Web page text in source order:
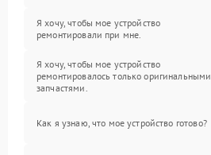
Я хочу, чтобы мое устройство
ремонтировали при мне.
Я хочу, чтобы мое устройство
ремонтировалось только оригинальными
запчастями.
Как я узнаю, что мое устройство готово?